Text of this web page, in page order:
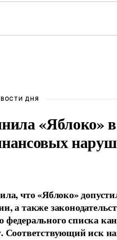
ДНЯ
«Яблоко»
что «Яблоко»
а также
федерального списка
Соответствующий иск